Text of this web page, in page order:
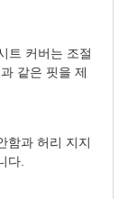
트 커버는 조절
같은 핏을 제
함과 허리 지지
다.